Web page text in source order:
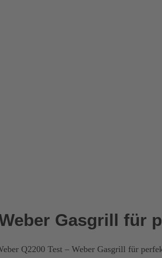
Gasgrill für
Q2200 Test – Weber Gasgrill für